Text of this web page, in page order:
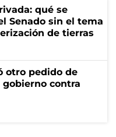
qué se
Senado sin el tema
de tierras
otro pedido de
contra